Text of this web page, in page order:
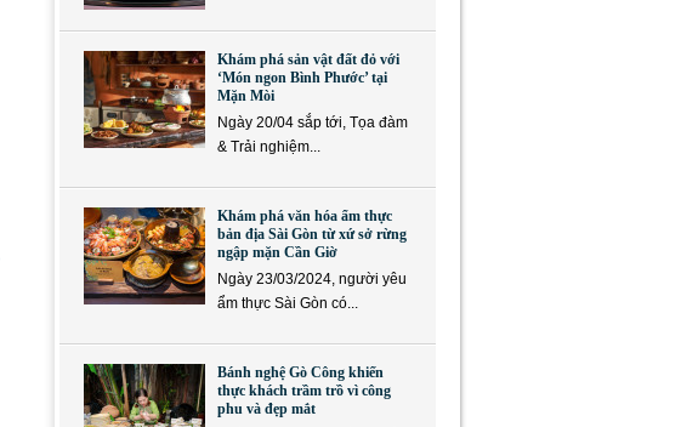
Khám phá sản vật đất đỏ với
‘Món ngon Bình Phước’ tại
Mặn Mòi
Ngày 20/04 sắp tới, Tọa đàm
& Trải nghiệm...
Khám phá văn hóa ẩm thực
bản địa Sài Gòn từ xứ sở rừng
ngập mặn Cần Giờ
Ngày 23/03/2024, người yêu
ẩm thực Sài Gòn có...
Bánh nghệ Gò Công khiến
thực khách trầm trồ vì công
phu và đẹp mắt